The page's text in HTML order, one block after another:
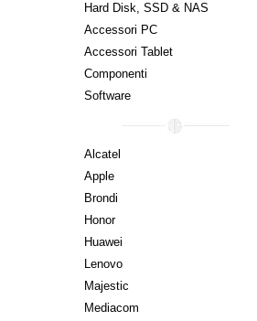
Hard Disk, SSD & NAS
Accessori PC
Accessori Tablet
Componenti
Software
Alcatel
Apple
Brondi
Honor
Huawei
Lenovo
Majestic
Mediacom